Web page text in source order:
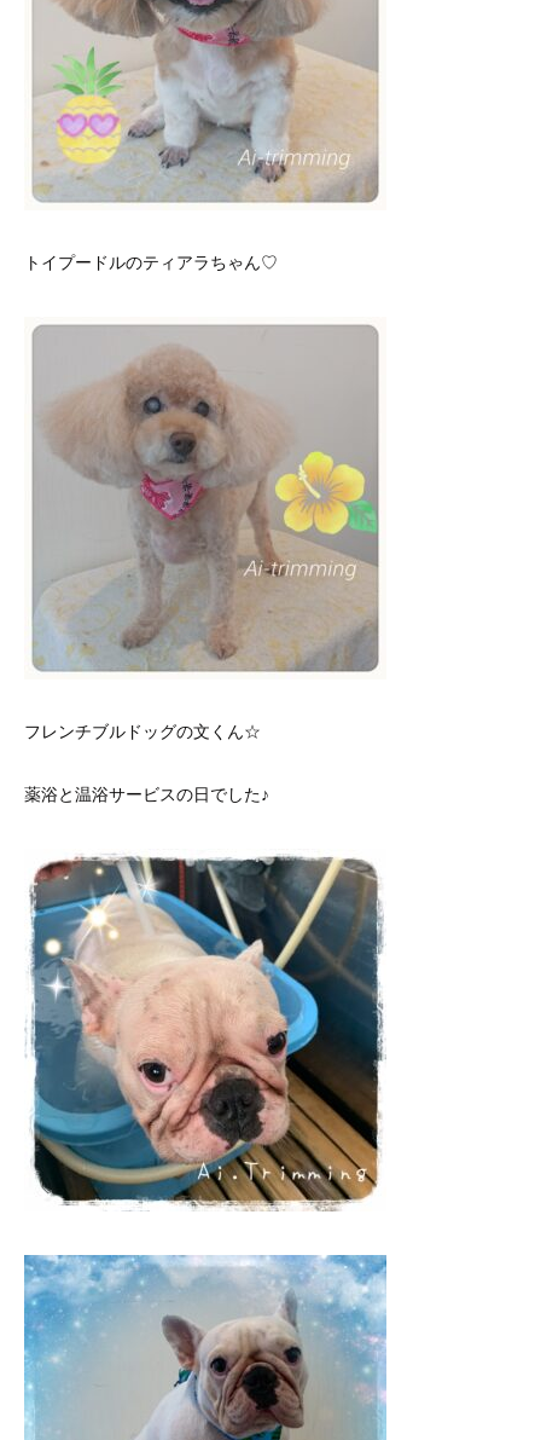
トイプードルのティアラちゃん♡
フレンチブルドッグの文くん☆
薬浴と温浴サービスの日でした♪